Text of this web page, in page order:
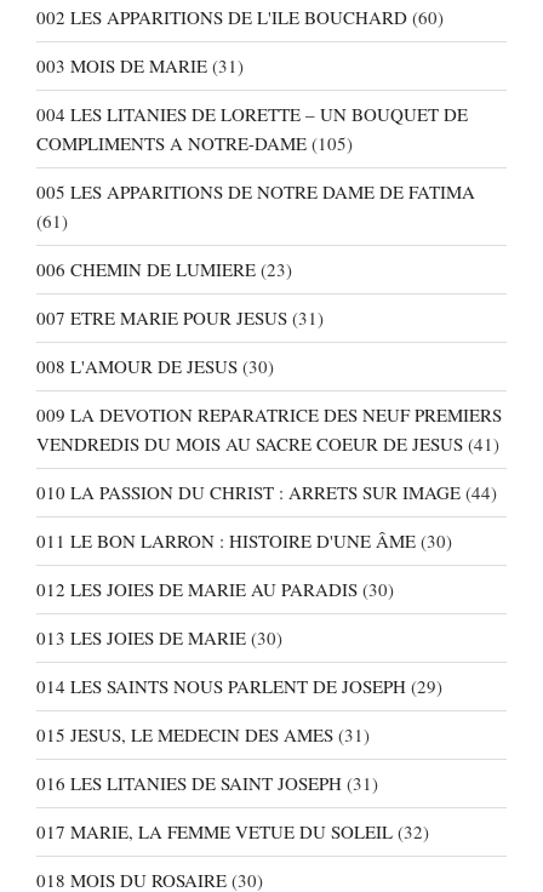
002 LES APPARITIONS DE L'ILE BOUCHARD (60)
003 MOIS DE MARIE (31)
004 LES LITANIES DE LORETTE – UN BOUQUET DE
COMPLIMENTS A NOTRE-DAME (105)
005 LES APPARITIONS DE NOTRE DAME DE FATIMA
(61)
006 CHEMIN DE LUMIERE (23)
007 ETRE MARIE POUR JESUS (31)
008 L'AMOUR DE JESUS (30)
009 LA DEVOTION REPARATRICE DES NEUF PREMIERS
VENDREDIS DU MOIS AU SACRE COEUR DE JESUS (41)
010 LA PASSION DU CHRIST : ARRETS SUR IMAGE (44)
011 LE BON LARRON : HISTOIRE D'UNE ÂME (30)
012 LES JOIES DE MARIE AU PARADIS (30)
013 LES JOIES DE MARIE (30)
014 LES SAINTS NOUS PARLENT DE JOSEPH (29)
015 JESUS, LE MEDECIN DES AMES (31)
016 LES LITANIES DE SAINT JOSEPH (31)
017 MARIE, LA FEMME VETUE DU SOLEIL (32)
018 MOIS DU ROSAIRE (30)